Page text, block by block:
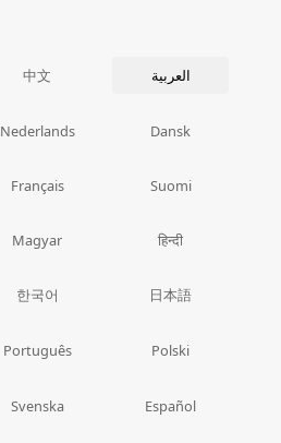
العربية 中文
Dansk
Nederlands
Suomi
Français
हिन्दी
Magyar
日本語
한국어
Polski
Português
Español
Svenska